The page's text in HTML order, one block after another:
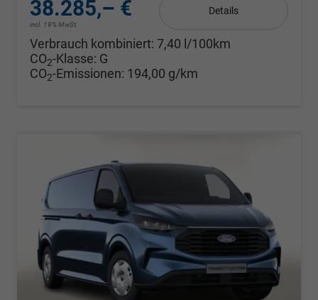
38.285,– €
incl. 19% MwSt.
Details
Verbrauch kombiniert: 7,40 l/100km
CO2-Klasse: G
CO2-Emissionen: 194,00 g/km